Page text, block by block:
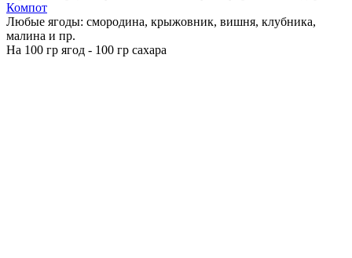
Компот
Любые ягоды: смородина, крыжовник, вишня, клубника,
малина и пр.
На 100 гр ягод - 100 гр сахара